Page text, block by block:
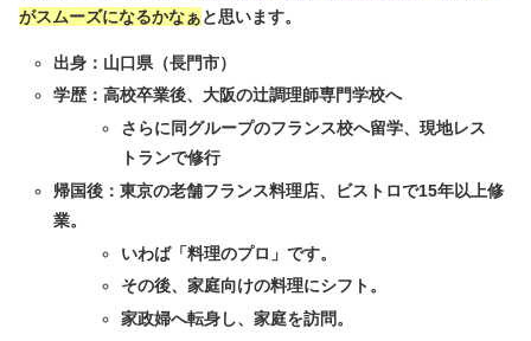
がスムーズになるかなぁと思います。
出身：山口県（長門市）
学歴：高校卒業後、大阪の辻調理師専門学校へ
さらに同グループのフランス校へ留学、現地レス
トランで修行
帰国後：東京の老舗フランス料理店、ビストロで15年以上修
業。
いわば「料理のプロ」です。
その後、家庭向けの料理にシフト。
家政婦へ転身し、家庭を訪問。